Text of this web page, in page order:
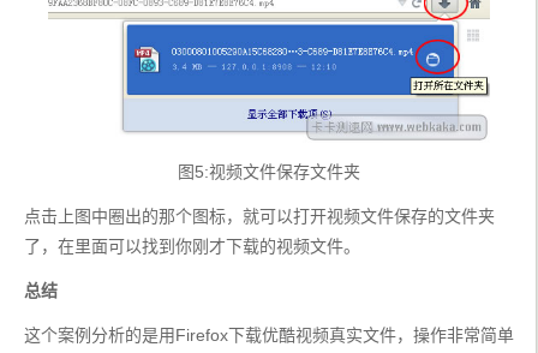
图5:视频文件保存文件夹
点击上图中圈出的那个图标，就可以打开视频文件保存的文件夹
了，在里面可以找到你刚才下载的视频文件。
总结
这个案例分析的是用Firefox下载优酷视频真实文件，操作非常简单